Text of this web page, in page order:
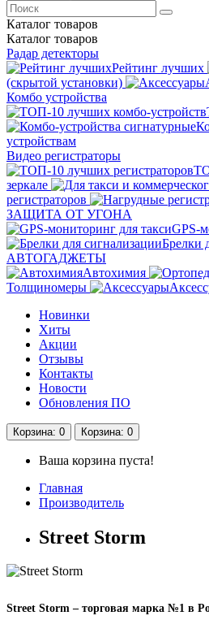
Каталог товаров
Каталог товаров
Радар детекторы
Рейтинг лучших
(скрытой установки)
Комбо устройства
устройствам
Видео регистраторы
зеркале
регистраторов
ЗАЩИТА ОТ УГОНА
GPS-
Брелки
АВТОГАДЖЕТЫ
Автохимия
Толщиномеры
Новинки
Хиты
Акции
Отзывы
Контакты
Новости
Обновления ПО
Корзина: 0 Корзина: 0
Ваша корзина пуста!
Главная
Производитель
Street Storm
Street Storm – торговая марка №1 в